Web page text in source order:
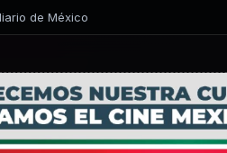
de México